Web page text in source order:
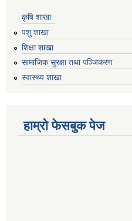
कृषि शाखा
पशु शाखा
शिक्षा शाखा
सामाजिक सुरक्षा तथा पञ्जिकरण
स्वास्थ्य शाखा
हाम्रो फेसबुक पेज